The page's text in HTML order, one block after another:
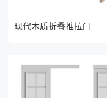
现代木质折叠推拉门3d模型